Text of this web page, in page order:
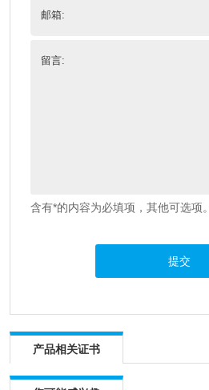
邮箱:
留言:
含有*的内容为必填项，其他可选项。
产品相关证书